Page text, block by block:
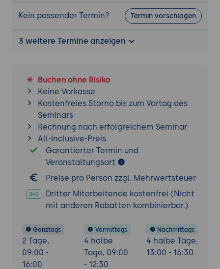
Besprechungsräumen und Ausstattungen
Geplante Besprechungen ändern
Aufgaben anlegen
Aufgaben anlegen und ändern
Fälligkeit und Erledigung von Aufgaben
überwachen und ändern
Erinnerung aktivieren und deaktivieren
Aufgaben zu Aufgabenserien machen
Termine aus Aufgaben erstellen
Aufgaben aus Terminen erstellen
Arbeiten im Team
Delegierte Aufgaben überwachen
Stellvertreter für eigene Ordner
bestimmen
Arbeiten mit weiteren Ordnern
Kein passender Termin? Termin vorschlagen
3 weitere Termine anzeigen
Buchen ohne Risiko
Keine Vorkasse
Kostenfreies Storno bis zum Vortag des
Seminars
Rechnung nach erfolgreichem Seminar
All-Inclusive-Preis
Garantierter Termin und
Veranstaltungsort
Preise pro Person zzgl. Mehrwertsteuer
Dritter Mitarbeitende kostenfrei (Nicht
mit anderen Rabatten kombinierbar.)
Ganztags
2 Tage,
09:00 -
16:00
Vormittags
4 halbe
Tage, 09:00
- 12:30
Nachmittags
4 halbe Tage,
13:00 - 16:30